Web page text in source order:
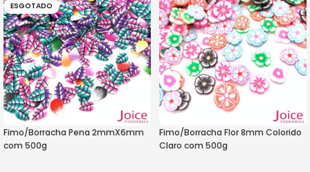
ESGOTADO
Fimo/Borracha Pena 2mmX6mm
com 500g
Fimo/Borracha Flor 8mm Colorido
Claro com 500g